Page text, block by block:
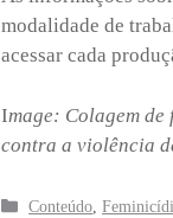
modalidade de
acessar cada
Image: Colagem
contra a violência
Categorias
Conteúdo ,